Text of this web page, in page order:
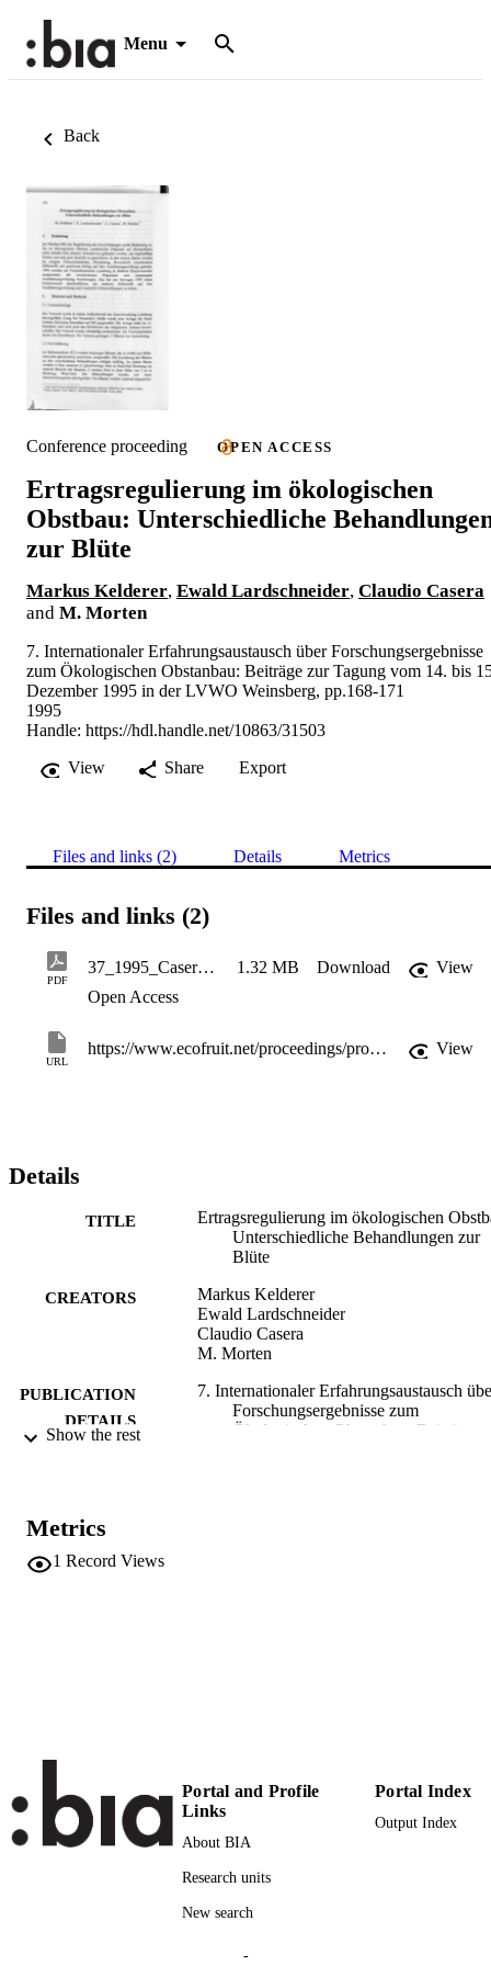
Menu
Back
Conference proceeding OPEN ACCESS
Ertragsregulierung im ökologischen
Obstbau: Unterschiedliche
zur Blüte
Markus Kelderer, Ewald Lardschneider, Claudio Casera
and M. Morten
7. Internationaler Erfahrungsaustausch über Forschungsergebnisse
zum Ökologischen Obstanbau: Beiträge zur Tagung vom 14. bis
Dezember 1995 in der LVWO Weinsberg, pp.168-171
1995
Handle: https://hdl.handle.net/10863/31503
View
Share Export
Files and links (2) Details Metrics
Files and links (2)
PDF
37_1995_Casera_168-171 1.32 MB Download
View
Open Access
URL
https://www.ecofruit.net/proceedings/proceedings-1995/ View
Details
TITLE
Ertragsregulierung im ökologischen
Unterschiedliche Behandlungen zur
Blüte
CREATORS
Markus Kelderer
Ewald Lardschneider
Claudio Casera
M. Morten
PUBLICATION
DETAILS
7. Internationaler Erfahrungsaustausch
Forschungsergebnisse zum
Ökologischen Obstanbau: Beiträge
ISBN
LANGUAGE German
RESOURCE
Conference proceeding
Show the rest
Metrics
1 Record Views
Portal and Profile
Links
About BIA
Research units
New search
Portal Index
Output Index
-